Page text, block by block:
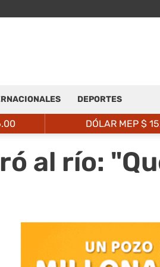
DEPORTES
DÓLAR MEP $
al río: